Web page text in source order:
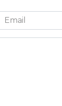
Email